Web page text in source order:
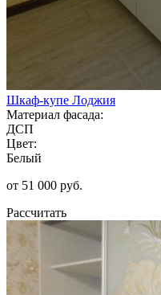
Шкаф-купе Лоджия
Материал фасада:
ДСП
Цвет:
Белый
от 51 000 руб.
Рассчитать